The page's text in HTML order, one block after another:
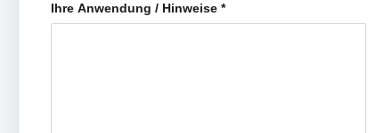
Ihre Anwendung / Hinweise*